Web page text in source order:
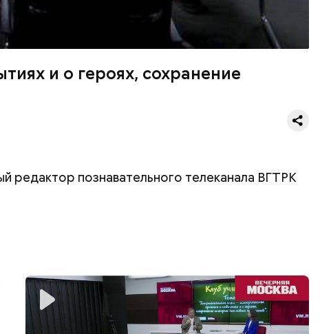
и о героях, сохранение
редактор познавательного телеканала ВГТРК